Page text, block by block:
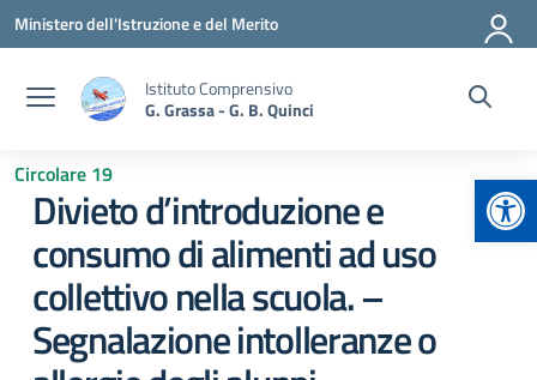
Vai ai contenuti
Vai al menu di navigazione
Vai al footer
Ministero dell'Istruzione e del Merito
Istituto Comprensivo
G. Grassa - G. B. Quinci
Circolare 19
Divieto d’introduzione e
consumo di alimenti ad uso
collettivo nella scuola. –
Segnalazione intolleranze o